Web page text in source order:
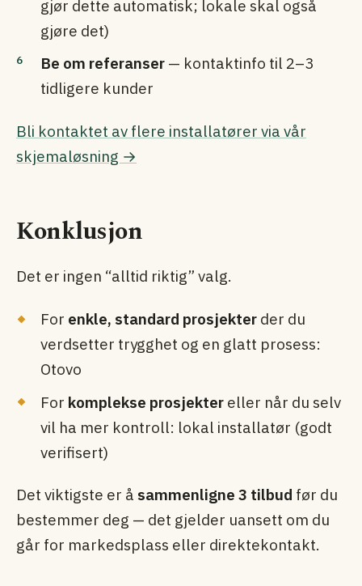
gjør dette automatisk; lokale skal også
gjøre det)
Be om referanser — kontaktinfo til 2–3
tidligere kunder
Bli kontaktet av flere installatører via vår
skjemaløsning →
Konklusjon
Det er ingen “alltid riktig” valg.
For enkle, standard prosjekter der du
verdsetter trygghet og en glatt prosess:
Otovo
For komplekse prosjekter eller når du selv
vil ha mer kontroll: lokal installatør (godt
verifisert)
Det viktigste er å sammenligne 3 tilbud før du
bestemmer deg — det gjelder uansett om du
går for markedsplass eller direkte­kontakt.